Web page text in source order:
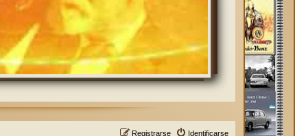
Identificarse
Registrarse